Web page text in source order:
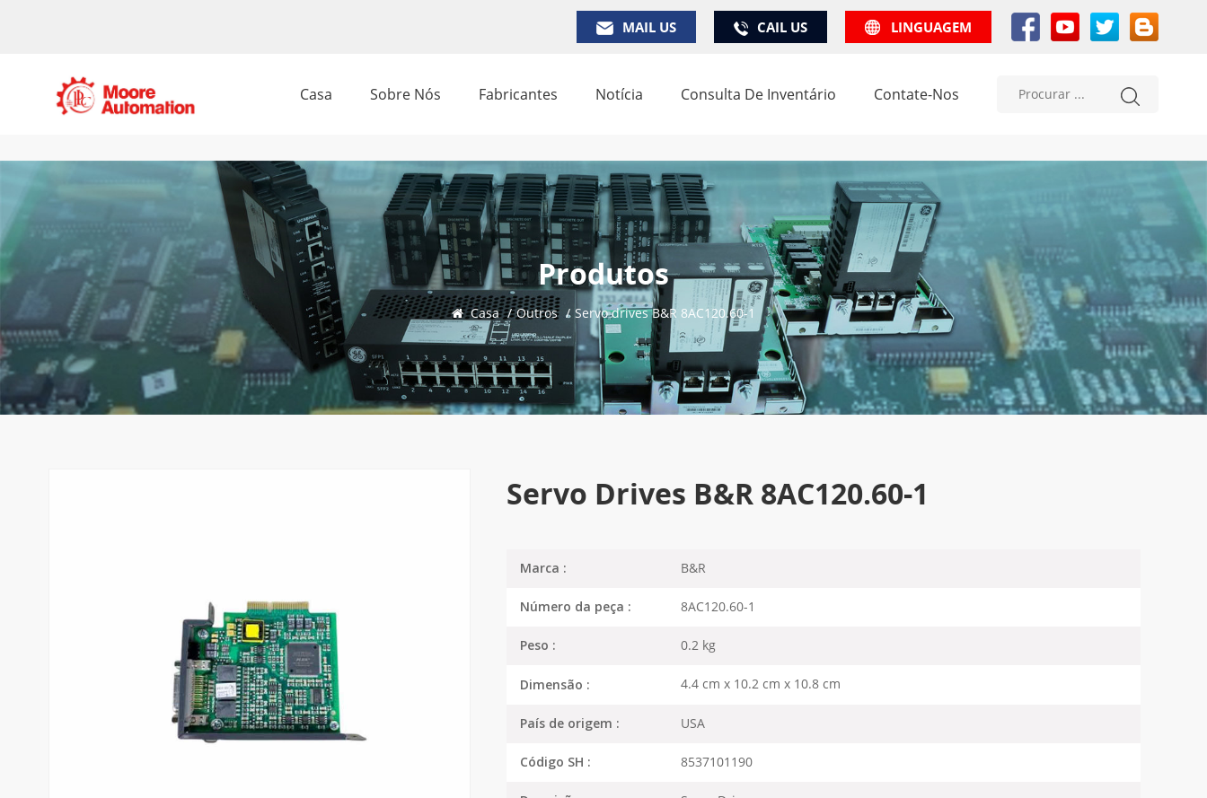
MAIL US CAIL US LINGUAGEM
Casa Sobre Nós Fabricantes Notícia Consulta De Inventário Contate-Nos
Produtos
Casa / Outros / Servo drives B&R 8AC120.60-1
Servo Drives B&R 8AC120.60-1
Marca : B&R
Número da peça : 8AC120.60-1
Peso : 0.2 kg
Dimensão : 4.4 cm x 10.2 cm x 10.8 cm
País de origem : USA
Código SH : 8537101190